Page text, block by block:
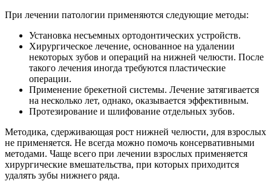
При лечении патологии применяются следующие методы:
Установка несъемных ортодонтических устройств.
Хирургическое лечение, основанное на удалении
некоторых зубов и операций на нижней челюсти. После
такого лечения иногда требуются пластические
операции.
Применение брекетной системы. Лечение затягивается
на несколько лет, однако, оказывается эффективным.
Протезирование и шлифование отдельных зубов.
Методика, сдерживающая рост нижней челюсти, для взрослых
не применяется. Не всегда можно помочь консервативными
методами. Чаще всего при лечении взрослых применяется
хирургические вмешательства, при которых приходится
удалять зубы нижнего ряда.